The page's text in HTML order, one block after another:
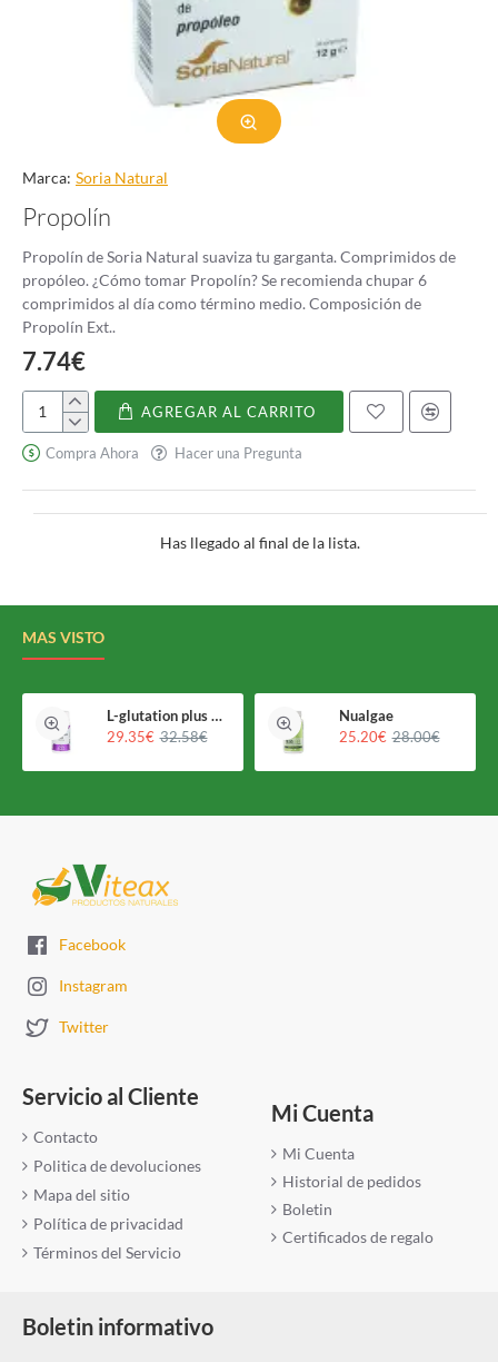
Marca: Soria Natural
Propolín
Propolín de Soria Natural suaviza tu garganta. Comprimidos de
propóleo. ¿Cómo tomar Propolín? Se recomienda chupar 6
comprimidos al día como término medio. Composición de
Propolín Ext..
7.74€
Propolín
AGREGAR AL CARRITO
Compra Ahora Hacer una Pregunta
Has llegado al final de la lista.
MAS VISTO
L-glutation plus Holomega
29.35€ 32.58€
Nualgae
25.20€ 28.00€
Facebook
Instagram
Twitter
Servicio al Cliente
Contacto
Politica de devoluciones
Mapa del sitio
Política de privacidad
Términos del Servicio
Mi Cuenta
Mi Cuenta
Historial de pedidos
Boletin
Certificados de regalo
Boletin informativo